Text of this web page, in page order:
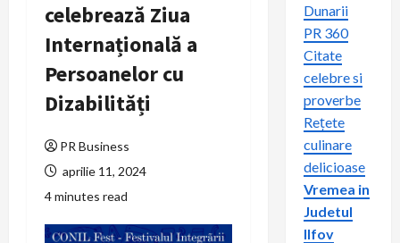
celebrează Ziua
Internațională a
Persoanelor cu
Dizabilități
PR Business
aprilie 11, 2024
4 minutes read
Dunarii
PR 360
Citate
celebre si
proverbe
Rețete
culinare
delicioase
Vremea in
Judetul
Ilfov